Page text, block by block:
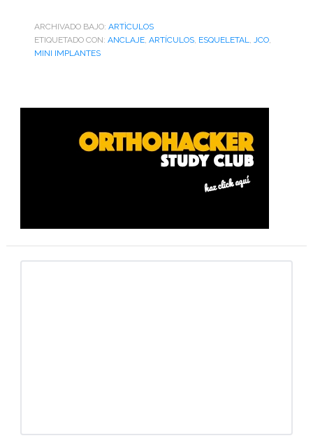
ARCHIVADO BAJO: ARTÌCULOS
ETIQUETADO CON: ANCLAJE, ARTÍCULOS, ESQUELETAL, JCO,
MINI IMPLANTES
Barra
primaria